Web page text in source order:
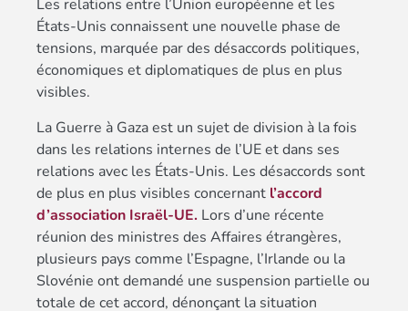
Les relations entre l’Union européenne et les
États-Unis connaissent une nouvelle phase de
tensions, marquée par des désaccords politiques,
économiques et diplomatiques de plus en plus
visibles.
La Guerre à Gaza est un sujet de division à la fois
dans les relations internes de l’UE et dans ses
relations avec les États-Unis. Les désaccords sont
de plus en plus visibles concernant l’accord
d’association Israël-UE. Lors d’une récente
réunion des ministres des Affaires étrangères,
plusieurs pays comme l’Espagne, l’Irlande ou la
Slovénie ont demandé une suspension partielle ou
totale de cet accord, dénonçant la situation